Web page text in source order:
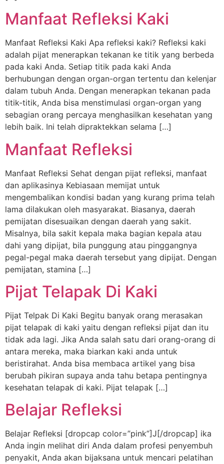
Manfaat Refleksi Kaki
Manfaat Refleksi Kaki Apa refleksi kaki? Refleksi kaki
adalah pijat menerapkan tekanan ke titik yang berbeda
pada kaki Anda. Setiap titik pada kaki Anda
berhubungan dengan organ-organ tertentu dan kelenjar
dalam tubuh Anda. Dengan menerapkan tekanan pada
titik-titik, Anda bisa menstimulasi organ-organ yang
sebagian orang percaya menghasilkan kesehatan yang
lebih baik. Ini telah dipraktekkan selama […]
Manfaat Refleksi
Manfaat Refleksi Sehat dengan pijat refleksi, manfaat
dan aplikasinya Kebiasaan memijat untuk
mengembalikan kondisi badan yang kurang prima telah
lama dilakukan oleh masyarakat. Biasanya, daerah
pemijatan disesuaikan dengan daerah yang sakit.
Misalnya, bila sakit kepala maka bagian kepala atau
dahi yang dipijat, bila punggung atau pinggangnya
pegal-pegal maka daerah tersebut yang dipijat. Dengan
pemijatan, stamina […]
Pijat Telapak Di Kaki
Pijat Telpak Di Kaki Begitu banyak orang merasakan
pijat telapak di kaki yaitu dengan refleksi pijat dan itu
tidak ada lagi. Jika Anda salah satu dari orang-orang di
antara mereka, maka biarkan kaki anda untuk
beristirahat. Anda bisa membaca artikel yang bisa
berubah pikiran supaya anda tahu betapa pentingnya
kesehatan telapak di kaki. Pijat telapak […]
Belajar Refleksi
Belajar Refleksi [dropcap color=”pink”]J[/dropcap] ika
Anda ingin melihat diri Anda dalam profesi penyembuh
penyakit, Anda akan bijaksana untuk mencari pelatihan